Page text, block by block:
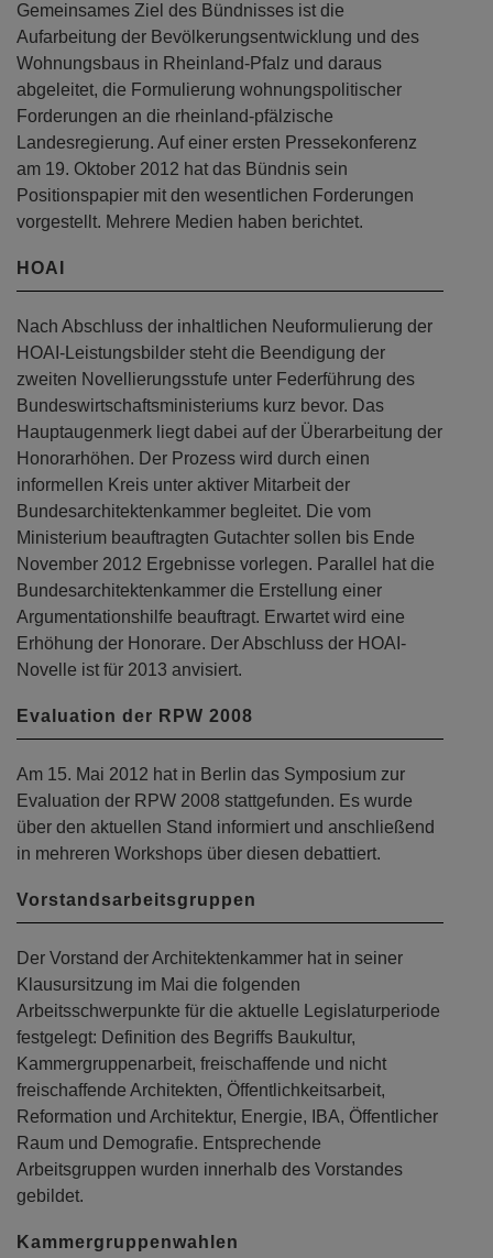
Gemeinsames Ziel des Bündnisses ist die
Aufarbeitung der Bevölkerungsentwicklung und des
Wohnungsbaus in Rheinland-Pfalz und daraus
abgeleitet, die Formulierung wohnungspolitischer
Forderungen an die rheinland-pfälzische
Landesregierung. Auf einer ersten Pressekonferenz
am 19. Oktober 2012 hat das Bündnis sein
Positionspapier mit den wesentlichen Forderungen
vorgestellt. Mehrere Medien haben berichtet.
HOAI
Nach Abschluss der inhaltlichen Neuformulierung der
HOAI-Leistungsbilder steht die Beendigung der
zweiten Novellierungsstufe unter Federführung des
Bundeswirtschaftsministeriums kurz bevor. Das
Hauptaugenmerk liegt dabei auf der Überarbeitung der
Honorarhöhen. Der Prozess wird durch einen
informellen Kreis unter aktiver Mitarbeit der
Bundesarchitektenkammer begleitet. Die vom
Ministerium beauftragten Gutachter sollen bis Ende
November 2012 Ergebnisse vorlegen. Parallel hat die
Bundesarchitektenkammer die Erstellung einer
Argumentationshilfe beauftragt. Erwartet wird eine
Erhöhung der Honorare. Der Abschluss der HOAI-
Novelle ist für 2013 anvisiert.
Evaluation der RPW 2008
Am 15. Mai 2012 hat in Berlin das Symposium zur
Evaluation der RPW 2008 stattgefunden. Es wurde
über den aktuellen Stand informiert und anschließend
in mehreren Workshops über diesen debattiert.
Vorstandsarbeitsgruppen
Der Vorstand der Architektenkammer hat in seiner
Klausursitzung im Mai die folgenden
Arbeitsschwerpunkte für die aktuelle Legislaturperiode
festgelegt: Definition des Begriffs Baukultur,
Kammergruppenarbeit, freischaffende und nicht
freischaffende Architekten, Öffentlichkeitsarbeit,
Reformation und Architektur, Energie, IBA, Öffentlicher
Raum und Demografie. Entsprechende
Arbeitsgruppen wurden innerhalb des Vorstandes
gebildet.
Kammergruppenwahlen